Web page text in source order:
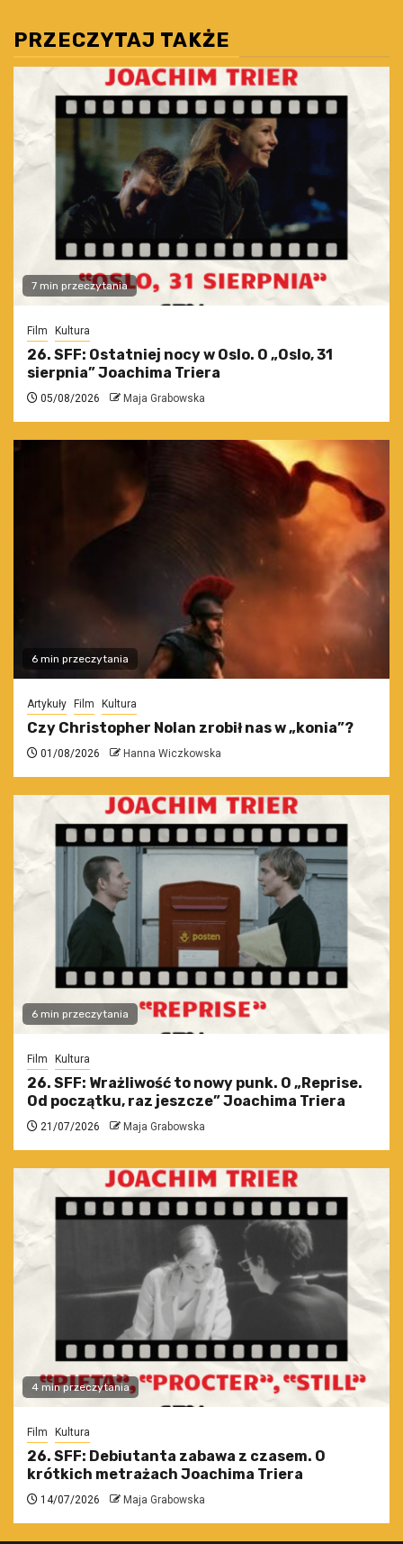
PRZECZYTAJ TAKŻE
7 min przeczytania
Film Kultura
26. SFF: Ostatniej nocy w Oslo. O „Oslo, 31
sierpnia” Joachima Triera
05/08/2026 Maja Grabowska
6 min przeczytania
Artykuły Film Kultura
Czy Christopher Nolan zrobił nas w „konia”?
01/08/2026 Hanna Wiczkowska
6 min przeczytania
Film Kultura
26. SFF: Wrażliwość to nowy punk. O „Reprise.
Od początku, raz jeszcze” Joachima Triera
21/07/2026 Maja Grabowska
4 min przeczytania
Film Kultura
26. SFF: Debiutanta zabawa z czasem. O
krótkich metrażach Joachima Triera
14/07/2026 Maja Grabowska